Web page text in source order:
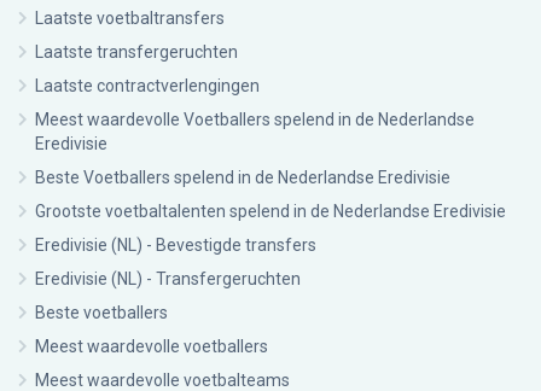
Laatste voetbaltransfers
Laatste transfergeruchten
Laatste contractverlengingen
Meest waardevolle Voetballers spelend in de Nederlandse
Eredivisie
Beste Voetballers spelend in de Nederlandse Eredivisie
Grootste voetbaltalenten spelend in de Nederlandse Eredivisie
Eredivisie (NL) - Bevestigde transfers
Eredivisie (NL) - Transfergeruchten
Beste voetballers
Meest waardevolle voetballers
Meest waardevolle voetbalteams